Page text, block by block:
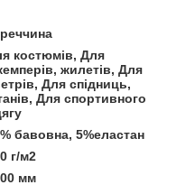
костюмів, Для
жилетів, Для
Для спідниць,
Для спортивного
бавовна, 5%еластан
г/м2
мм